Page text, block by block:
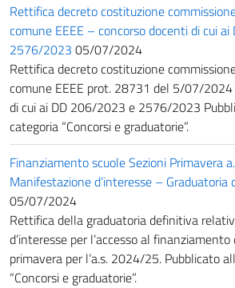
Rettifica decreto costituzione
comune EEEE – concorso docenti di cui
2576/2023 05/07/2024
Rettifica decreto costituzione
comune EEEE prot. 28731 del 5/07/
di cui ai DD 206/2023 e 2576/2023
categoria “Concorsi e graduatorie”.
Finanziamento scuole Sezioni Primavera
Manifestazione d’interesse –
05/07/2024
Rettifica della graduatoria definitiva
d’interesse per l’accesso al
primavera per l’a.s. 2024/25. Pubblicato
“Concorsi e graduatorie”.